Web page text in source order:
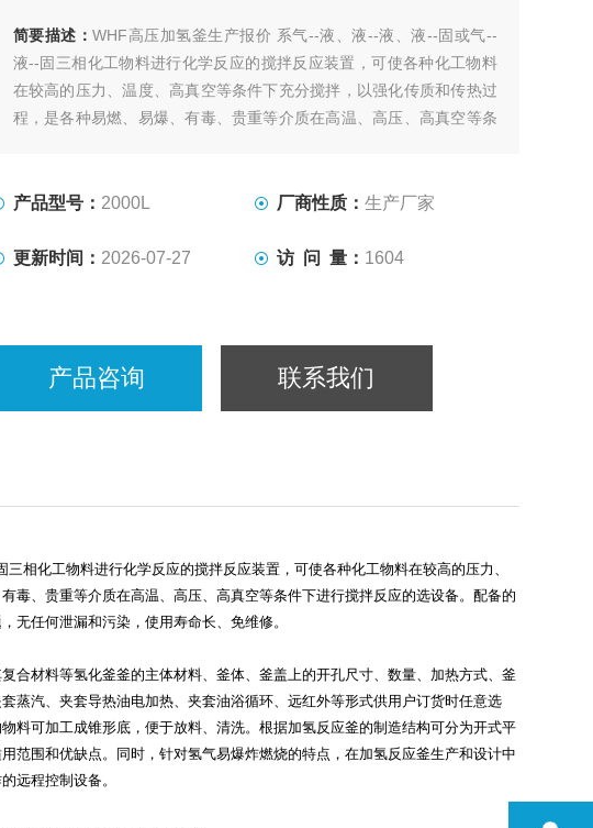
简要描述：WHF高压加氢釜生产报价 系气--液、液--液、液--固或气--
液--固三相化工物料进行化学反应的搅拌反应装置，可使各种化工物料
在较高的压力、温度、高真空等条件下充分搅拌，以强化传质和传热过
程，是各种易燃、易爆、有毒、贵重等介质在高温、高压、高真空等条
产品型号： 2000L 厂商性质：生产厂家
更新时间： 2026-07-27 访 问 量： 1604
产品咨询 联系我们
三相化工物料进行化学反应的搅拌反应装置，可使各种化工物料在较高的压力、
毒、贵重等介质在高温、高压、高真空等条件下进行搅拌反应的选设备。配备的
无任何泄漏和污染，使用寿命长、免维修。
合材料等氢化釜釜的主体材料、釜体、釜盖上的开孔尺寸、数量、加热方式、釜
蒸汽、夹套导热油电加热、夹套油浴循环、远红外等形式供用户订货时任意选
料可加工成锥形底，便于放料、清洗。根据加氢反应釜的制造结构可分为开式平
范围和优缺点。同时，针对氢气易爆炸燃烧的特点，在加氢反应釜生产和设计中
远程控制设备。